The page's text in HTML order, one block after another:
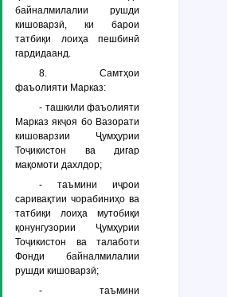
байналмилалии рушди
кишоварзӣ, ки барои
татбиқи лоиҳа пешбинӣ
гардидаанд.
8. Самтҳои
фаъолияти Марказ:
- ташкили фаъолияти
Марказ якҷоя бо Вазорати
кишоварзии Ҷумҳурии
Тоҷикистон ва дигар
мақомоти дахлдор;
- таъмини иҷрои
саривақтии чорабиниҳо ва
татбиқи лоиҳа мутобиқи
қонунгузории Ҷумҳурии
Тоҷикистон ва талаботи
Фонди байналмилалии
рушди кишоварзӣ;
- таъмини